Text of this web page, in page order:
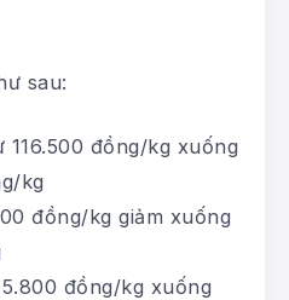
sau:
116.500 đồng/kg xuống
kg
đồng/kg giảm xuống
đồng/kg xuống